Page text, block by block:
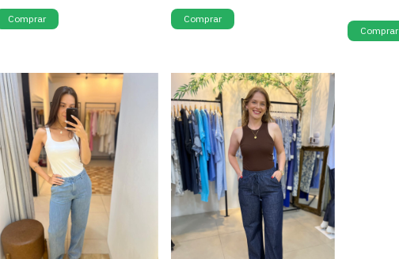
Comprar Comprar
Comprar